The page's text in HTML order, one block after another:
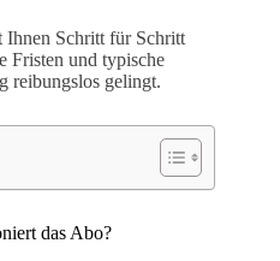
Ihnen Schritt für Schritt
Fristen und typische
reibungslos gelingt.
das Abo?